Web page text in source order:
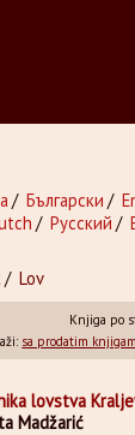
/ Български /
/ Русский /
/ Lov
Knjiga po
sa prodatim
lovstva
Madžarić